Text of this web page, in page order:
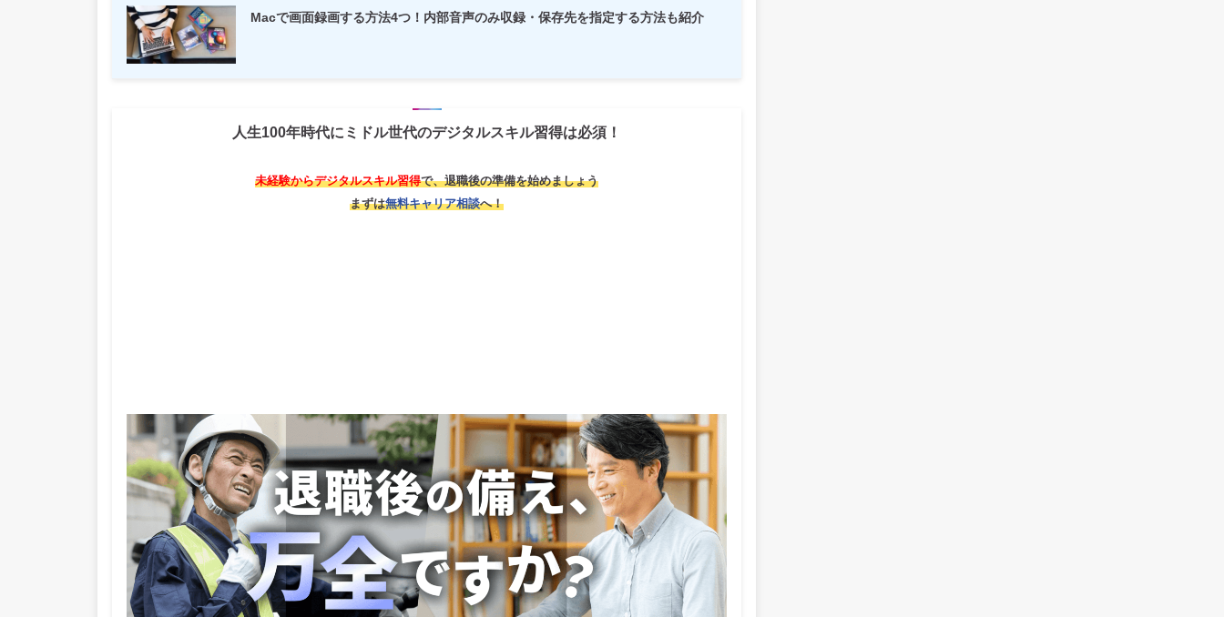
Macで画面録画する方法4つ！内部音声のみ収録・保存先を指定する方法も紹介
人生100年時代にミドル世代のデジタルスキル習得は必須！
未経験からデジタルスキル習得で、退職後の準備を始めましょう
まずは無料キャリア相談へ！